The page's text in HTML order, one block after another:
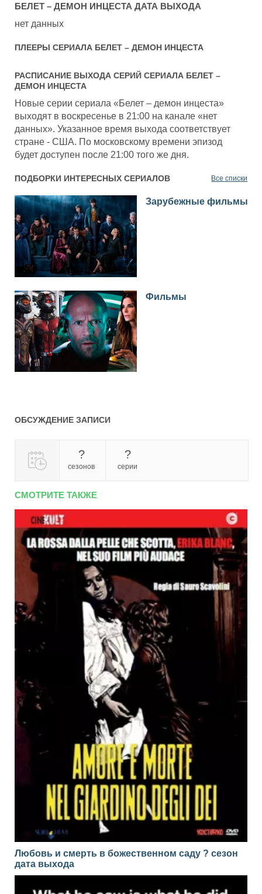
БЕЛЕТ – ДЕМОН ИНЦЕСТА ДАТА ВЫХОДА
нет данных
ПЛЕЕРЫ СЕРИАЛА БЕЛЕТ – ДЕМОН ИНЦЕСТА
РАСПИСАНИЕ ВЫХОДА СЕРИЙ СЕРИАЛА БЕЛЕТ –
ДЕМОН ИНЦЕСТА
Новые серии сериала «Белет – демон инцеста»
выходят в воскресенье в 21:00 на канале «нет
данных». Указанное время выхода соответствует
стране - США. По московскому времени эпизод
будет доступен после 21:00 того же дня.
ПОДБОРКИ ИНТЕРЕСНЫХ СЕРИАЛОВ Все списки
Зарубежные фильмы
Фильмы
ОБСУЖДЕНИЕ ЗАПИСИ
?
сезонов
?
серии
СМОТРИТЕ ТАКЖЕ
Любовь и смерть в божественном саду ? сезон
дата выхода